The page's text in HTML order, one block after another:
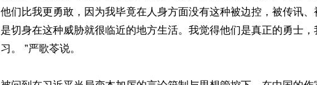
他们比我更勇敢，因为我毕竟在人身方面没有这种被边控，被传讯
是切身在这种威胁就很临近的地方生活。我觉得他们是真正的勇士
习。 ”严歌苓说。